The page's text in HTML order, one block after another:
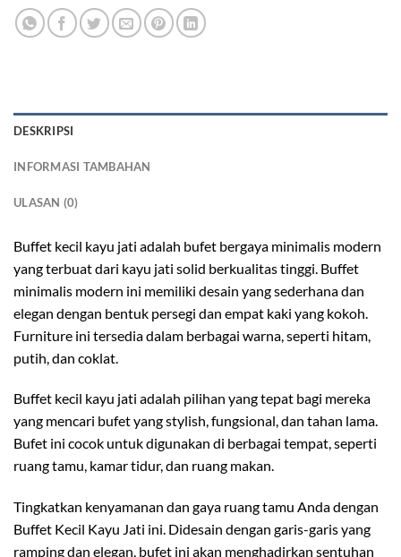
DESKRIPSI
INFORMASI TAMBAHAN
ULASAN (0)
Buffet kecil kayu jati adalah bufet bergaya minimalis modern
yang terbuat dari kayu jati solid berkualitas tinggi. Buffet
minimalis modern ini memiliki desain yang sederhana dan
elegan dengan bentuk persegi dan empat kaki yang kokoh.
Furniture ini tersedia dalam berbagai warna, seperti hitam,
putih, dan coklat.
Buffet kecil kayu jati adalah pilihan yang tepat bagi mereka
yang mencari bufet yang stylish, fungsional, dan tahan lama.
Bufet ini cocok untuk digunakan di berbagai tempat, seperti
ruang tamu, kamar tidur, dan ruang makan.
Tingkatkan kenyamanan dan gaya ruang tamu Anda dengan
Buffet Kecil Kayu Jati ini. Didesain dengan garis-garis yang
ramping dan elegan, bufet ini akan menghadirkan sentuhan